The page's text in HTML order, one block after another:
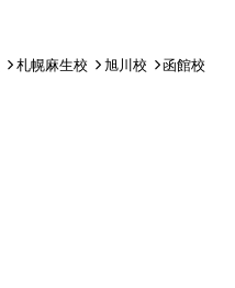
札幌麻生校 旭川校
函館校